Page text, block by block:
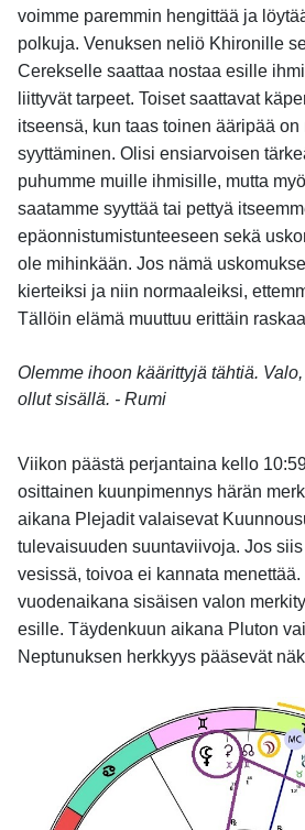
voimme paremmin hengittää ja
polkuja. Venuksen neliö Khironille
Cerekselle saattaa nostaa esille
liittyvät tarpeet. Toiset saattavat
itseensä, kun taas toinen ääripää
syyttäminen. Olisi ensiarvoisen
puhumme muille ihmisille, mutta
saatamme syyttää tai pettyä
epäonnistumistunteeseen sekä
ole mihinkään. Jos nämä
kierteiksi ja niin normaaleiksi,
Tällöin elämä muuttuu erittäin
Olemme ihoon käärittyjä tähtiä.
ollut sisällä. - Rumi
Viikon päästä perjantaina kello
osittainen kuunpimennys härän
aikana Plejadit valaisevat
tulevaisuuden suuntaviivoja. Jos
vesissä, toivoa ei kannata menettää.
vuodenaikana sisäisen valon
esille. Täydenkuun aikana Pluton
Neptunuksen herkkyys pääsevät